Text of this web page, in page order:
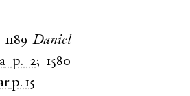
1189 Daniel
p. 2; 1580
p. 15